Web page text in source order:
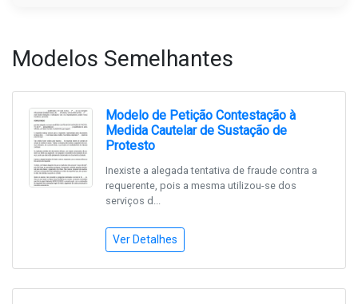
Modelos Semelhantes
Modelo de Petição Contestação à
Medida Cautelar de Sustação de
Protesto
Inexiste a alegada tentativa de fraude contra a
requerente, pois a mesma utilizou-se dos
serviços d...
Ver Detalhes